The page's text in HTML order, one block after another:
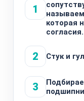
1
которая
согласия.
2 Стук и
3